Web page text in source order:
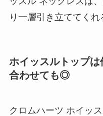
り一層引き立ててくれ
ホイッスルトップ
合わせても◎
クロムハーツ ホイッ